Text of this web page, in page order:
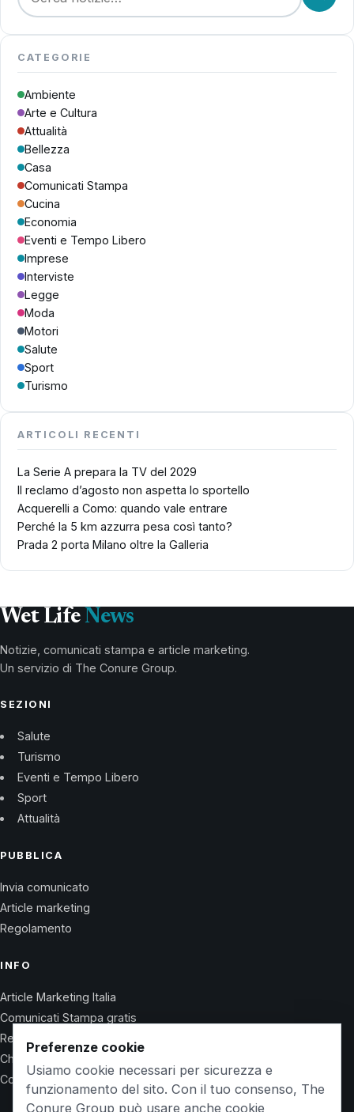
CATEGORIE
Ambiente
Arte e Cultura
Attualità
Bellezza
Casa
Comunicati Stampa
Cucina
Economia
Eventi e Tempo Libero
Imprese
Interviste
Legge
Moda
Motori
Salute
Sport
Turismo
ARTICOLI RECENTI
La Serie A prepara la TV del 2029
Il reclamo d’agosto non aspetta lo sportello
Acquerelli a Como: quando vale entrare
Perché la 5 km azzurra pesa così tanto?
Prada 2 porta Milano oltre la Galleria
Wet Life News
Notizie, comunicati stampa e article marketing.
Un servizio di The Conure Group.
SEZIONI
Salute
Turismo
Eventi e Tempo Libero
Sport
Attualità
PUBBLICA
Invia comunicato
Article marketing
Regolamento
INFO
Article Marketing Italia
Comunicati Stampa gratis
Regolamento
Chi Siamo
Contatti
Preferenze cookie
Usiamo cookie necessari per sicurezza e
funzionamento del sito. Con il tuo consenso, The
Conure Group può usare anche cookie